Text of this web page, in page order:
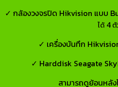
✓ กล้องวงจรปิด Hikvision แบบ
ได้4
✓ เครื่องบันทึก
✓ Harddisk Seagate
สามารถดูย้อนหลั